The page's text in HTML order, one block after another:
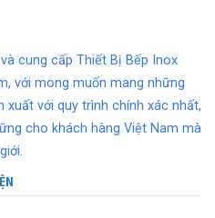
cung cấp Thiết Bị Bếp Inox
với mong muốn mang những
với quy trình chính xác nhất,
cho khách hàng Việt Nam mà